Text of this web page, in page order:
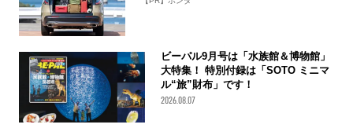
ビーパル9月号は「水族館＆博物館」
大特集！ 特別付録は「SOTO ミニマ
ル“旅”財布」です！
2026.08.07